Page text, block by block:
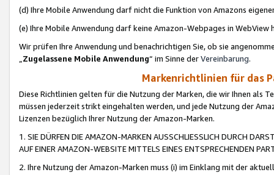
(d) Ihre Mobile Anwendung darf nicht die Funktion von Amazons
(e) Ihre Mobile Anwendung darf keine Amazon-Webpages in WebView
Wir prüfen Ihre Anwendung und benachrichtigen Sie, ob sie
„Zugelassene Mobile Anwendung“ im Sinne derVereinbarung.
Markenrichtlinien für das
Diese Richtlinien gelten für die Nutzung der Marken, die wir Ihnen als
müssen jederzeit strikt eingehalten werden, und jede Nutzung der
Lizenzen bezüglich Ihrer Nutzung der Amazon-Marken.
1. SIE DÜRFEN DIE AMAZON-MARKEN AUSSCHLIESSLICH DURCH
AUF EINER AMAZON-WEBSITE MITTELS EINES ENTSPRECHENDEN
2. Ihre Nutzung der Amazon-Marken muss (i) im Einklang mit der